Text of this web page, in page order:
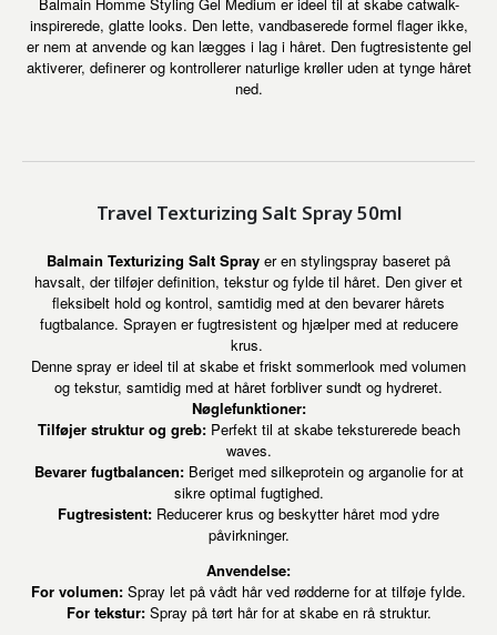
inspirerede, glatte looks. Den lette, vandbaserede formel flager ikke,
er nem at anvende og kan lægges i lag i håret. Den fugtresistente gel
aktiverer, definerer og kontrollerer naturlige krøller uden at tynge håret
ned.
Travel Texturizing Salt Spray 50ml
Balmain Texturizing Salt Spray er en stylingspray baseret på
havsalt, der tilføjer definition, tekstur og fylde til håret. Den giver et
fleksibelt hold og kontrol, samtidig med at den bevarer hårets
fugtbalance. Sprayen er fugtresistent og hjælper med at reducere
krus.
Denne spray er ideel til at skabe et friskt sommerlook med volumen
og tekstur, samtidig med at håret forbliver sundt og hydreret.
Nøglefunktioner:
Tilføjer struktur og greb:Perfekt til at skabe teksturerede beach
waves.
Bevarer fugtbalancen:Beriget med silkeprotein og arganolie for at
sikre optimal fugtighed.
Fugtresistent: Reducerer krus og beskytter håret mod ydre
påvirkninger.
Anvendelse:
For volumen: Spray let på vådt hår ved rødderne for at tilføje fylde.
For tekstur:Spray på tørt hår for at skabe en rå struktur.